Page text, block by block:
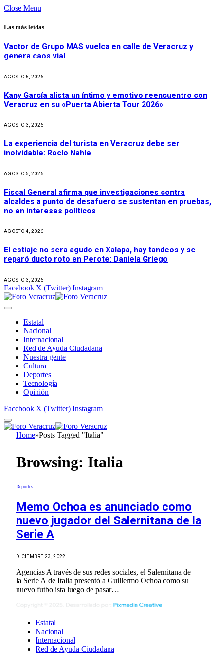
Close Menu
Las más leídas
Vactor de Grupo MAS vuelca en calle de Veracruz y
genera caos vial
AGOSTO 5, 2026
Kany García alista un íntimo y emotivo reencuentro con
Veracruz en su «Puerta Abierta Tour 2026»
AGOSTO 3, 2026
La experiencia del turista en Veracruz debe ser
inolvidable: Rocío Nahle
AGOSTO 5, 2026
Fiscal General afirma que investigaciones contra
alcaldes a punto de desafuero se sustentan en pruebas,
no en intereses políticos
AGOSTO 4, 2026
El estiaje no sera agudo en Xalapa, hay tandeos y se
reparó ducto roto en Perote: Daniela Griego
AGOSTO 3, 2026
Facebook X (Twitter) Instagram
Estatal
Nacional
Internacional
Red de Ayuda Ciudadana
Nuestra gente
Cultura
Deportes
Tecnología
Opinión
Facebook X (Twitter) Instagram
Home»Posts Tagged "Italia"
Browsing: Italia
Deportes
Memo Ochoa es anunciado como
nuevo jugador del Salernitana de la
Serie A
DICIEMBRE 23, 2022
Agencias A través de sus redes sociales, el Salernitana de
la Serie A de Italia presentó a Guillermo Ochoa como su
nuevo futbolista luego de pasar…
Estatal
Nacional
Internacional
Red de Ayuda Ciudadana